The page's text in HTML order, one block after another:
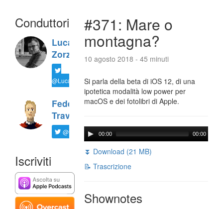
Conduttori
Luca
Zorzi
@LucaTNT
Federico
Travaini
@ftrava
Iscriviti
#371: Mare o
montagna?
10 agosto 2018 - 45 minuti
Si parla della beta di iOS 12, di una
ipotetica modalità low power per
macOS e dei fotolibri di Apple.
00:00 00:00
⏬ Download (21 MB)
📝 Trascrizione
Shownotes